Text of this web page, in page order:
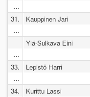
…
31.
…
Kauppinen Jari
…
Ylä-Sulkava Eini
33.
…
Lepistö Harri
34.
Kurittu Lassi